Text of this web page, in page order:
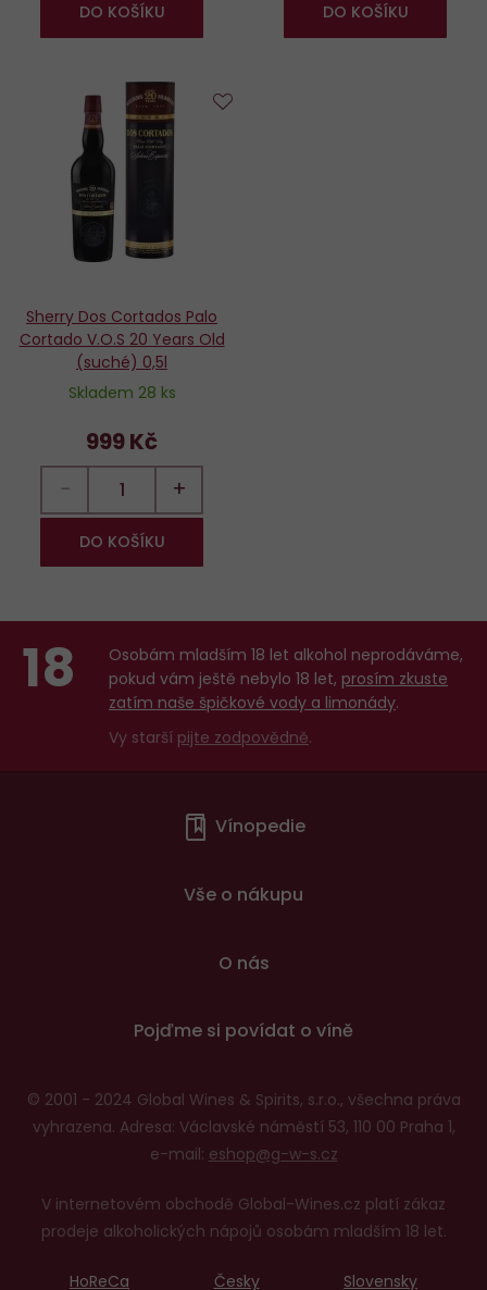
DO KOŠÍKU DO KOŠÍKU
Sherry Dos Cortados Palo
Cortado V.O.S 20 Years Old
(suché) 0,5l
Skladem 28 ks
999 Kč
− +
DO KOŠÍKU
18
Osobám mladším 18 let alkohol neprodáváme,
pokud vám ještě nebylo 18 let, prosím zkuste
zatím naše špičkové vody a limonády.
Vy starší pijte zodpovědně.
Vínopedie
Vše o nákupu
O nás
Pojďme si povídat o víně
© 2001 - 2024 Global Wines & Spirits, s.r.o., všechna práva
vyhrazena. Adresa: Václavské náměstí 53, 110 00 Praha 1,
e-mail: eshop@g-w-s.cz
V internetovém obchodě Global-Wines.cz platí zákaz
prodeje alkoholických nápojů osobám mladším 18 let.
HoReCa Česky Slovensky